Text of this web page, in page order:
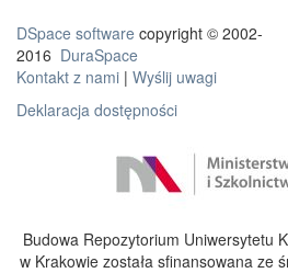
DSpace software copyright © 2002-
2016 DuraSpace
Kontakt z nami | Wyślij uwagi
Deklaracja dostępności
Budowa Repozytorium Uniwersytetu
w Krakowie została sfinansowana ze